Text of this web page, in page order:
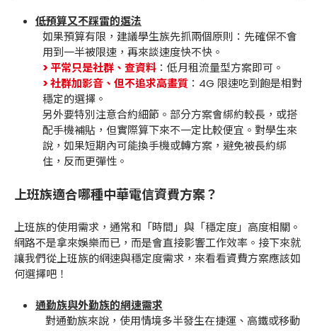
低預算又不踩雷的選法
如果預算有限，建議學生族先抓兩個原則：先確保不會
用到一半被限速，再來談速度快不快。
> 平常只是社群、查資料 ：低月租流量型方案即可。
> 社群加影音、但不追求高畫質 ：4G 限速吃到飽是相對
穩定的選擇。
另外要特別注意合約細節。部分方案會綁約較長，或搭
配手機補貼，但實際算下來不一定比較便宜。對學生來
說，如果短期內可能換手機或轉方案，避免被長約綁
住，反而更彈性。
上班族適合哪種中華電信資費方案？
上班族的使用需求，通常和「時間」與「穩定度」高度相關。
網路不是拿來娛樂而已，而是會直接影響工作效率。接下來就
讓我們從上班族的網速與穩定度需求，來看看資費方案應該如
何選擇吧！
通勤族與外勤族的網速需求
對通勤族來說，使用情境多半發生在捷運、高鐵或移動